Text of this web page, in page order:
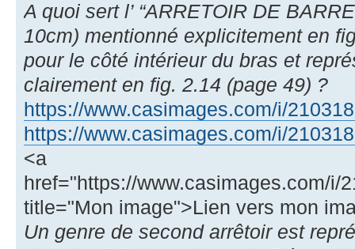
A quoi sert l’ “ARRETOIR DE
10cm) mentionné explicitement en
pour le côté intérieur du bras et
clairement en fig. 2.14 (page 49) ?
https://www.casimages.com/i/
https://www.casimages.com/i/
<a
href="https://www.casimages.com/i/
title="Mon image">Lien vers mon
Un genre de second arrêtoir est